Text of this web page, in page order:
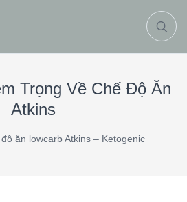
Trọng Về Chế Độ Ăn
Atkins
ăn lowcarb Atkins – Ketogenic